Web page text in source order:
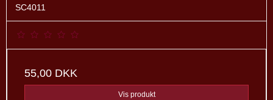
SC4011
55,00 DKK
Vis produkt